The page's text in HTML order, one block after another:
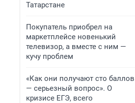
Татарстане
Покупатель приобрел на
маркетплейсе новенький
телевизор, а вместе с ним —
кучу проблем
«Как они получают сто баллов
— серьезный вопрос». О
кризисе ЕГЭ, всего